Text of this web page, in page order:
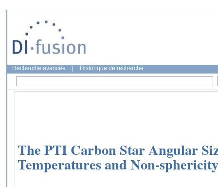
Recherche avancée Historique de recherche
The PTI Carbon Star Angular
Temperatures and Non-sphericity